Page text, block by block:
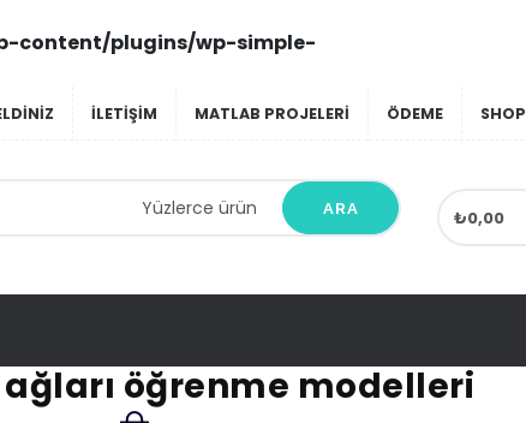
content/plugins/wp-simple-
ILETIŞIM MATLAB PROJELERI ÖDEME SHOP
ARA ₺0,00
öğrenme modelleri